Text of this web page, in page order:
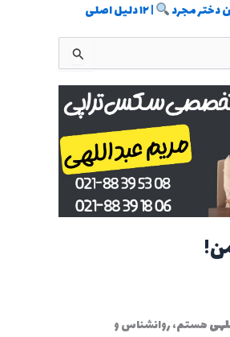
دختر مجرد
| ۱۲ دلیل اصلی
هستم، روانشناس و